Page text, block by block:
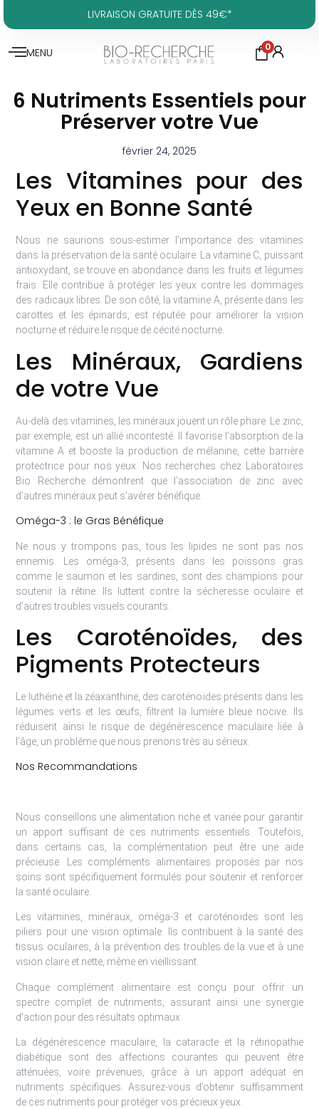
LIVRAISON GRATUITE DÈS 49€*
MENU 0
6 Nutriments Essentiels pour
Préserver votre Vue
février 24, 2025
Les Vitamines pour des
Yeux en Bonne Santé
Nous ne saurions sous-estimer l’importance des vitamines
dans la préservation de la santé oculaire. La vitamine C, puissant
antioxydant, se trouve en abondance dans les fruits et légumes
frais. Elle contribue à protéger les yeux contre les dommages
des radicaux libres. De son côté, la vitamine A, présente dans les
carottes et les épinards, est réputée pour améliorer la vision
nocturne et réduire le risque de cécité nocturne.
Les Minéraux, Gardiens
de votre Vue
Au-delà des vitamines, les minéraux jouent un rôle phare. Le zinc,
par exemple, est un allié incontesté. Il favorise l’absorption de la
vitamine A et booste la production de mélanine, cette barrière
protectrice pour nos yeux. Nos recherches chez Laboratoires
Bio Recherche démontrent que l’association de zinc avec
d’autres minéraux peut s’avérer bénéfique.
Oméga-3 : le Gras Bénéfique
Ne nous y trompons pas, tous les lipides ne sont pas nos
ennemis. Les oméga-3, présents dans les poissons gras
comme le saumon et les sardines, sont des champions pour
soutenir la rétine. Ils luttent contre la sécheresse oculaire et
d’autres troubles visuels courants.
Les Caroténoïdes, des
Pigments Protecteurs
Le luthéine et la zéaxanthine, des caroténoïdes présents dans les
légumes verts et les œufs, filtrent la lumière bleue nocive. Ils
réduisent ainsi le risque de dégénérescence maculaire liée à
l’âge, un problème que nous prenons très au sérieux.
Nos Recommandations
Nous conseillons une alimentation riche et variée pour garantir
un apport suffisant de ces nutriments essentiels. Toutefois,
dans certains cas, la complémentation peut être une aide
précieuse. Les compléments alimentaires proposés par nos
soins sont spécifiquement formulés pour soutenir et renforcer
la santé oculaire.
Les vitamines, minéraux, oméga-3 et caroténoïdes sont les
piliers pour une vision optimale. Ils contribuent à la santé des
tissus oculaires, à la prévention des troubles de la vue et à une
vision claire et nette, même en vieillissant.
Chaque complément alimentaire est conçu pour offrir un
spectre complet de nutriments, assurant ainsi une synergie
d’action pour des résultats optimaux.
La dégénérescence maculaire, la cataracte et la rétinopathie
diabétique sont des affections courantes qui peuvent être
atténuées, voire prévenues, grâce à un apport adéquat en
nutriments spécifiques. Assurez-vous d’obtenir suffisamment
de ces nutriments pour protéger vos précieux yeux.